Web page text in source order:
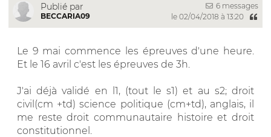
Publié par
BECCARIA09
6 messages
le 02/04/2018 à 13:20
Le 9 mai commence les épreuves d'une heure.
Et le 16 avril c'est les épreuves de 3h.
J'ai déjà validé en l1, (tout le s1) et au s2; droit
civil(cm +td) science politique (cm+td), anglais, il
me reste droit communautaire histoire et droit
constitutionnel.